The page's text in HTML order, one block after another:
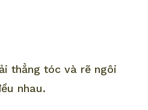
thẳng tóc và rẽ ngôi
nhau.